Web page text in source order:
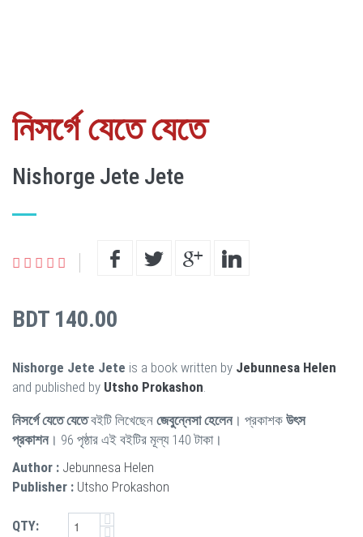
নিসর্গে যেতে যেতে
Nishorge Jete Jete
BDT 140.00
Nishorge Jete Jete is a book written by Jebunnesa Helen
and published by Utsho Prokashon
নিসর্গে যেতে যেতেবইটি লিখেছেন জেবুন্নেসা হেলেন। প্রকাশক উৎস
প্রকাশন। 96 পৃষ্ঠার এই বইটির মূল্য 140 টাকা।
Author : Jebunnesa Helen
Publisher : Utsho Prokashon
QTY: